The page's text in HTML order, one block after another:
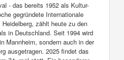
- das bereits 1952 als Kultur-
gegründete Internationale
zählt heute zu den
in Deutschland. Seit 1994 wird
Mannheim, sondern auch in der
ausgetragen. 2025 findet das